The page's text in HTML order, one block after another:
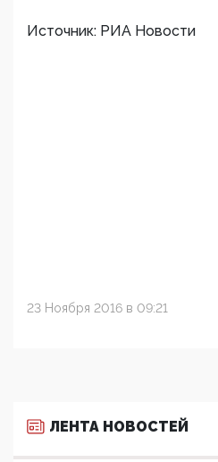
Источник: РИА Новости
23 Ноября 2016 в 09:21
ЛЕНТА НОВОСТЕЙ